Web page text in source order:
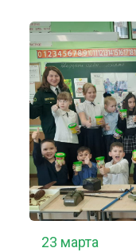
23 марта